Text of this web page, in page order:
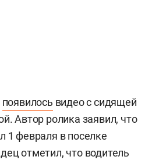
появилось видео с сидящей
Автор ролика заявил, что
1 февраля в поселке
отметил, что водитель